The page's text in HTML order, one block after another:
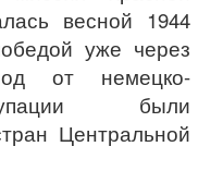
весной 1944
уже через
от немецко-
были
Центральной